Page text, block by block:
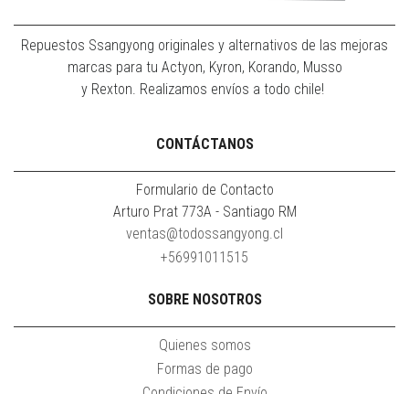
Repuestos Ssangyong originales y alternativos de las mejoras
marcas para tu Actyon, Kyron, Korando, Musso
y Rexton. Realizamos envíos a todo chile!
CONTÁCTANOS
Formulario de Contacto
Arturo Prat 773A - Santiago RM
ventas@todossangyong.cl
+56991011515
SOBRE NOSOTROS
Quienes somos
Formas de pago